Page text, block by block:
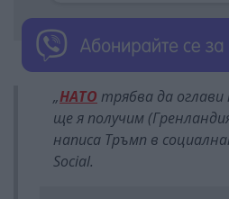
„НАТО трябва да
ще я получим
написа Тръмп в
Social.